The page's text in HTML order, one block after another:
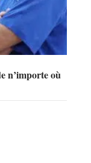
n’importe où